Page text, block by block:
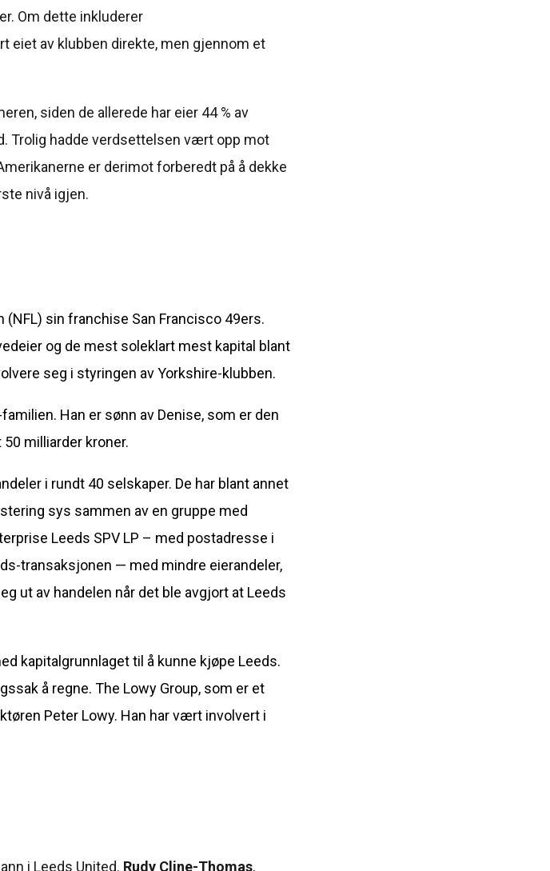
Om dette inkluderer
eiet av klubben direkte, men gjennom et
siden de allerede har eier 44 % av
Trolig hadde verdsettelsen vært opp mot
er derimot forberedt på å dekke
nivå igjen.
sin franchise San Francisco 49ers.
og de mest soleklart mest kapital blant
seg i styringen av Yorkshire-klubben.
Han er sønn av Denise, som er den
milliarder kroner.
i rundt 40 selskaper. De har blant annet
sys sammen av en gruppe med
Leeds SPV LP – med postadresse i
transaksjonen — med mindre eierandeler,
ut av handelen når det ble avgjort at Leeds
kapitalgrunnlaget til å kunne kjøpe Leeds.
å regne. The Lowy Group, som er et
Peter Lowy. Han har vært involvert i
i Leeds United. Rudy Cline-Thomas,